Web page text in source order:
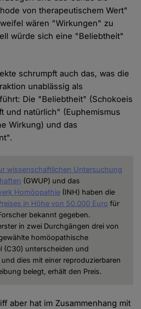
von therapeutischem Wert"
wären "Wirkungen" zu
würde sich eine "Beliebtheit"
schrumpft auch das, was die
unablässig als
Die "Beliebtheit" (Schokoeis
und natürlich" (Euphemismus
Wirkung) und das
wissenschaftlichen Untersuchung
(GWUP) und das
Homöopathie(INH) haben die
in Höhe von 50.000 Euro für
bekannt gegeben.
in zwei Durchgängen drei von
homöopathische
(C30) unterscheiden und
dies mit einer reproduzierbaren
belegt, erhält den Preis.
aber hat im Zusammenhang mit